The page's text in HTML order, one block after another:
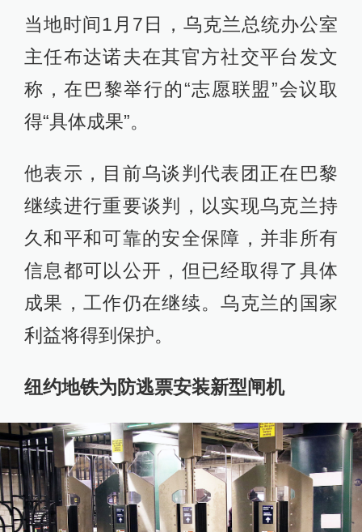
当地时间1月7日，乌克兰总统办公室
主任布达诺夫在其官方社交平台发文
称，在巴黎举行的“志愿联盟”会议取
得“具体成果”。
他表示，目前乌谈判代表团正在巴黎
继续进行重要谈判，以实现乌克兰持
久和平和可靠的安全保障，并非所有
信息都可以公开，但已经取得了具体
成果，工作仍在继续。乌克兰的国家
利益将得到保护。
纽约地铁为防逃票安装新型闸机